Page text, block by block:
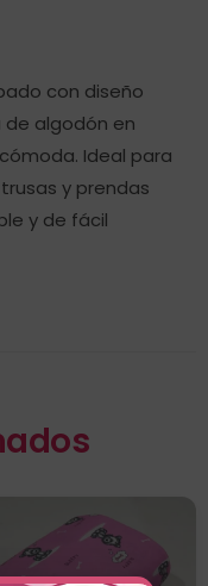
con diseño
de algodón en
Ideal para
y prendas
y de fácil